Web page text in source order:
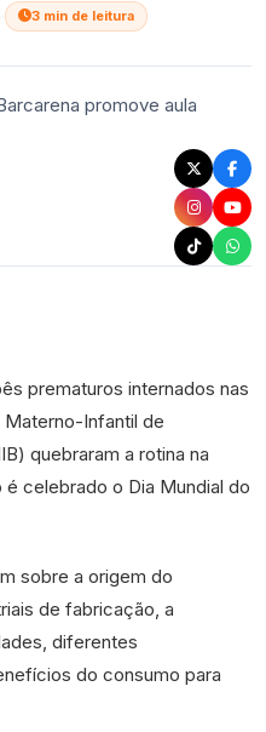
3 min de leitura
prematuros internados nas
Infantil de
quebraram a rotina na
celebrado o Dia Mundial do
sobre a origem do
de fabricação, a
diferentes
do consumo para